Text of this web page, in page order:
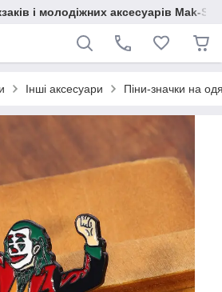
і молодіжних аксесуарів Mak-
Інші аксесуари Піни-значки на